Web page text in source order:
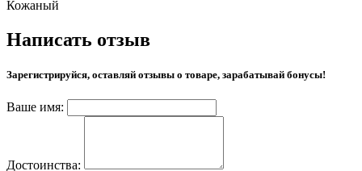
Кожаный
Написать отзыв
Зарегистрируйся, оставляй отзывы о товаре, зарабатывай бонусы!
Ваше имя:
Достоинства: